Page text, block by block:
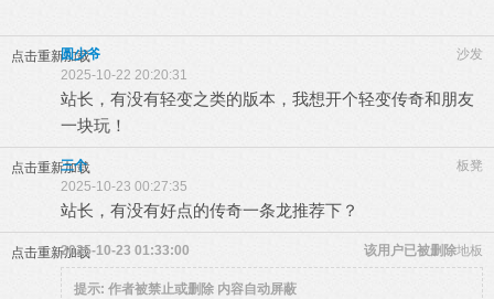
点击重新加载 沙发
圆少爷
2025-10-22 20:20:31
站长，有没有轻变之类的版本，我想开个轻变传奇和朋友
一块玩！
点击重新加载 板凳
三个
2025-10-23 00:27:35
站长，有没有好点的传奇一条龙推荐下？
点击重新加载 地板
该用户已被删除
2025-10-23 01:33:00
提示: 作者被禁止或删除 内容自动屏蔽